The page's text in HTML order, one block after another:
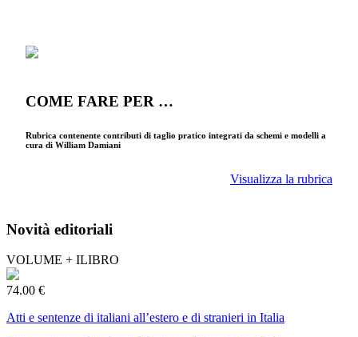
COME FARE PER …
Rubrica contenente contributi di taglio pratico integrati da schemi e modelli a
cura di William Damiani
Visualizza la rubrica
Novità editoriali
VOLUME + ILIBRO
74.00 €
Atti e sentenze di italiani all’estero e di stranieri in Italia